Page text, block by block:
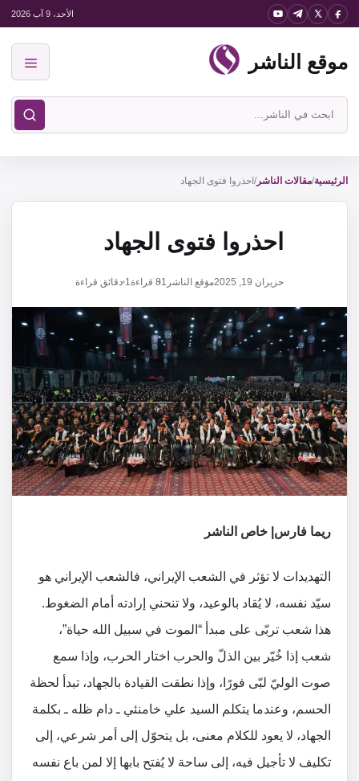
انتقل
المحتوى
الأحد، 9 آب 2026
موقع الناشر
ابحث
في
الناشر
الرئيسية/مقالات الناشر/ احذروا فتوى الجهاد
احذروا فتوى الجهاد
حزيران 19, 2025 موقع الناشر 81 قراءة1 دقائق قراءة
ريما فارس| خاص الناشر
التهديدات لا تؤثر في الشعب الإيراني، فالشعب الإيراني هو
سيّد نفسه، لا يُقاد بالوعيد، ولا تنحني إرادته أمام الضغوط.
هذا شعب تربّى على مبدأ “الموت في سبيل الله حياة”،
شعب إذا خُيّر بين الذلّ والحرب اختار الحرب، وإذا سمع
صوت الوليّ لبّى فورًا، وإذا نطقت القيادة بالجهاد، تبدأ لحظة
الحسم، وعندما يتكلم السيد علي خامنئي ـ دام ظله ـ بكلمة
الجهاد، لا يعود للكلام معنى، بل يتحوّل إلى أمر شرعي، إلى
تكليف لا تأجيل فيه، إلى ساحة لا يُفتح بابها إلا لمن باع نفسه